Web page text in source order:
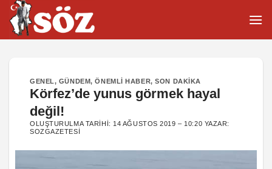
İçeriğe
atla
GENEL, GÜNDEM,ÖNEMLI HABER,SON DAKIKA
Körfez’de yunus görmek hayal
değil!
OLUŞTURULMA TARIHI: 14 AĞUSTOS 2019 – 10:20 YAZAR:
SOZGAZETESI